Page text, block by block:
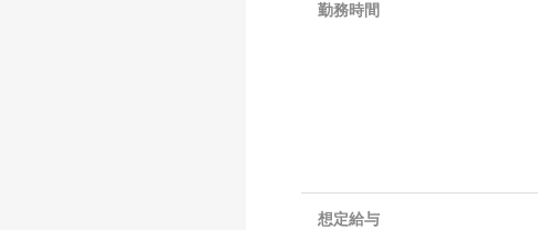
勤務時間
想定給与